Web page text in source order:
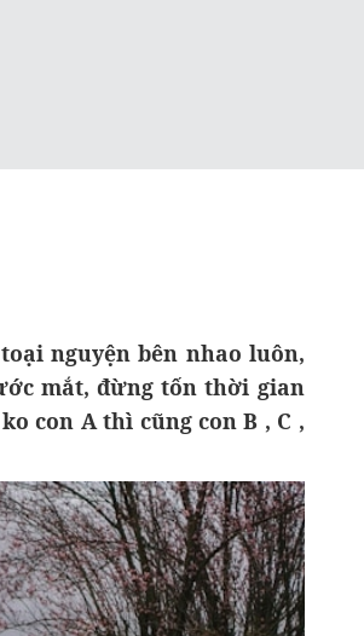
nguyện bên nhao luôn,
mắt, đừng tốn thời gian
con A thì cũng con B , C ,